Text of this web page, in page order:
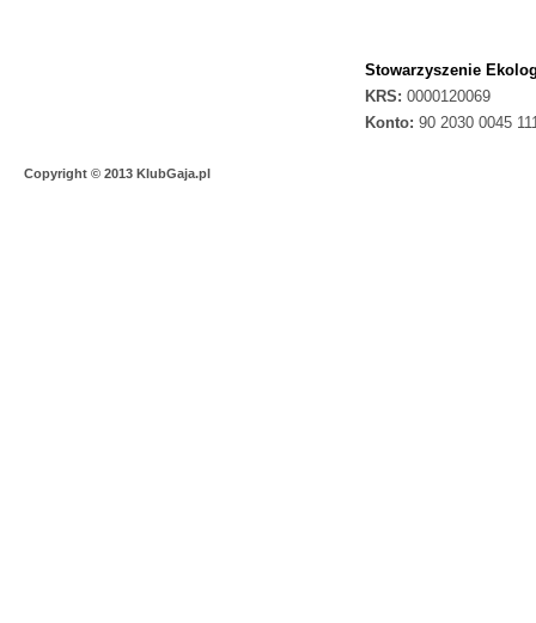
Stowarzyszenie
KRS: 0000120069
Konto: 90 2030 0045
Copyright © 2013 KlubGaja.pl